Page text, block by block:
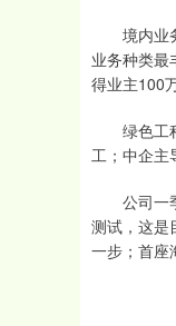
境内业务
业务种类最
得业主100
绿色工程
工；中企主
公司一季
测试，这是
一步；首座